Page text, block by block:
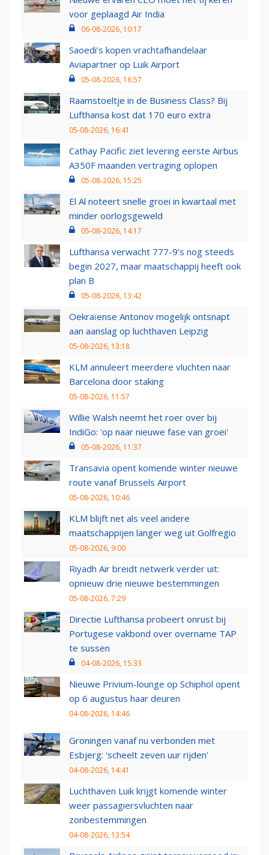
voor geplaagd Air India
06-08-2026, 10:17
Saoedi’s kopen vrachtafhandelaar
Aviapartner op Luik Airport
05-08-2026, 16:57
Raamstoeltje in de Business Class? Bij
Lufthansa kost dat 170 euro extra
05-08-2026, 16:41
Cathay Pacific ziet levering eerste Airbus
A350F maanden vertraging oplopen
05-08-2026, 15:25
El Al noteert snelle groei in kwartaal met
minder oorlogsgeweld
05-08-2026, 14:17
Lufthansa verwacht 777-9’s nog steeds
begin 2027, maar maatschappij heeft ook
plan B
05-08-2026, 13:42
Oekraïense Antonov mogelijk ontsnapt
aan aanslag op luchthaven Leipzig
05-08-2026, 13:18
KLM annuleert meerdere vluchten naar
Barcelona door staking
05-08-2026, 11:57
Willie Walsh neemt het roer over bij
IndiGo: 'op naar nieuwe fase van groei'
05-08-2026, 11:37
Transavia opent komende winter nieuwe
route vanaf Brussels Airport
05-08-2026, 10:46
KLM blijft net als veel andere
maatschappijen langer weg uit Golfregio
05-08-2026, 9:00
Riyadh Air breidt netwerk verder uit:
opnieuw drie nieuwe bestemmingen
05-08-2026, 7:29
Directie Lufthansa probeert onrust bij
Portugese vakbond over overname TAP
te sussen
04-08-2026, 15:33
Nieuwe Privium-lounge op Schiphol opent
op 6 augustus haar deuren
04-08-2026, 14:46
Groningen vanaf nu verbonden met
Esbjerg: 'scheelt zeven uur rijden'
04-08-2026, 14:41
Luchthaven Luik krijgt komende winter
weer passagiersvluchten naar
zonbestemmingen
04-08-2026, 13:54